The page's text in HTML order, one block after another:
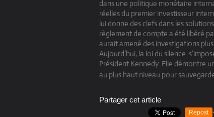
dans une politique monétaire
réelles du premier investisseur
lui donne des clefs dans les
règlement de compte a été libéré
aurait amené des investigations
Aujourd’hui, la loi du silence
Président Kennedy. Elle démontre
au plus haut niveau pour
Partager cet article
Repost